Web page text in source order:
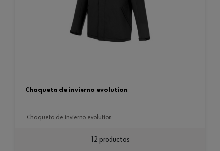
chaqueta de invierno evolution
chaqueta de invierno evolution
12 productos